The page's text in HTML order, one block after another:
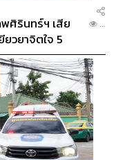
พศิรินทร์ฯ เสีย
วยาจิตใจ 5
...